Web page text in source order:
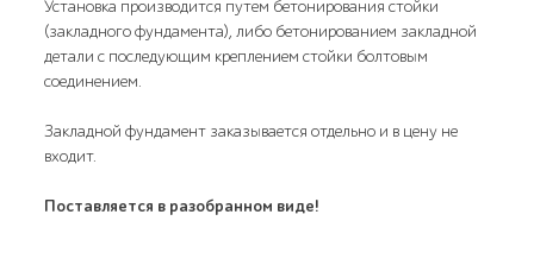
Установка производится путем бетонирования стойки
(закладного фундамента), либо бетонированием закладной
детали с последующим креплением стойки болтовым
соединением.
Закладной фундамент заказывается отдельно и в цену не
входит.
Поставляется в разобранном виде!